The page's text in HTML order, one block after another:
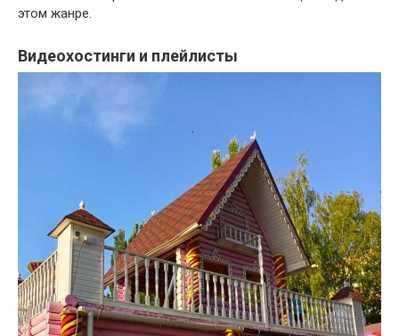
этом жанре.
Видеохостинги и плейлисты